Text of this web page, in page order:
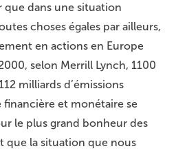
que dans une situation
choses égales par ailleurs,
en actions en Europe
selon Merrill Lynch, 1100
milliards d’émissions
financière et monétaire se
le plus grand bonheur des
que la situation que nous